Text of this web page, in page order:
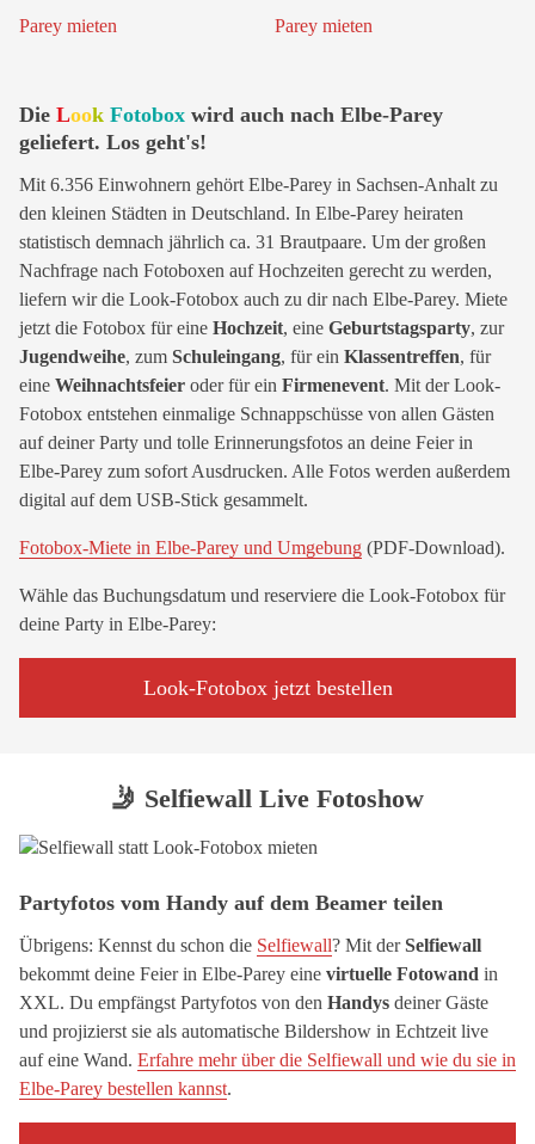
Die Look Fotobox wird auch nach Elbe-Parey
geliefert. Los geht's!
Mit 6.356 Einwohnern gehört Elbe-Parey in Sachsen-Anhalt zu
den kleinen Städten in Deutschland. In Elbe-Parey heiraten
statistisch demnach jährlich ca. 31 Brautpaare. Um der großen
Nachfrage nach Fotoboxen auf Hochzeiten gerecht zu werden,
liefern wir die Look-Fotobox auch zu dir nach Elbe-Parey. Miete
jetzt die Fotobox für eine Hochzeit, eine Geburtstagsparty, zur
Jugendweihe, zum Schuleingang, für ein Klassentreffen, für
eine Weihnachtsfeier oder für ein Firmenevent. Mit der Look-
Fotobox entstehen einmalige Schnappschüsse von allen Gästen
auf deiner Party und tolle Erinnerungsfotos an deine Feier in
Elbe-Parey zum sofort Ausdrucken. Alle Fotos werden außerdem
digital auf dem USB-Stick gesammelt.
Fotobox-Miete in Elbe-Parey und Umgebung (PDF-Download).
Wähle das Buchungsdatum und reserviere die Look-Fotobox für
deine Party in Elbe-Parey:
Look-Fotobox jetzt bestellen
🤳 Selfiewall Live Fotoshow
Partyfotos vom Handy auf dem Beamer teilen
Übrigens: Kennst du schon die Selfiewall? Mit derSelfiewall
bekommt deine Feier in Elbe-Parey eine virtuelle Fotowand in
XXL. Du empfängst Partyfotos von den Handys deiner Gäste
und projizierst sie als automatische Bildershow in Echtzeit live
auf eine Wand. Erfahre mehr über die Selfiewall und wie du sie in
Elbe-Parey bestellen kannst.